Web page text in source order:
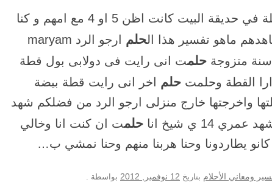
…دنا قطط صغيرة جميلة في حديقة البيت كانت اظن 5 او 4 مع امهم و كنا
ماهو تفسير هذا الحلم
ارجو الرد maryam
حلمت انى رايت فى دوﻻبى بول قطة
القطة وحلمت حلم اخر انى رايت قطة بيضة
واخرجتها خارج منزلى ارجو الرد من فضلكم شهد
14 ي شيخ انا
حلمت ان كنت انا وخالي
يطاردونا وحنا هربنا منهم وحنا نمشي ب…
ومعاني الأحلام بتاريخ 12 نوفمبر, 2012 بواسطة .